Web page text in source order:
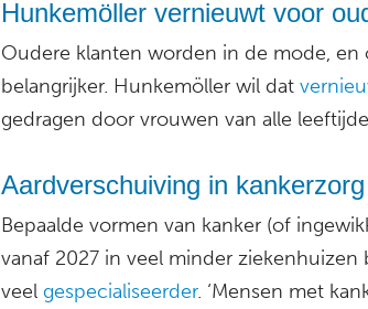
Hunkemöller vernieuwt voor
Oudere klanten worden in de mode, en
belangrijker. Hunkemöller wil dat
gedragen door vrouwen van alle
Aardverschuiving in kankerzorg
Bepaalde vormen van kanker (of
vanaf 2027 in veel minder ziekenhuizen
veel gespecialiseerder. ‘Mensen met